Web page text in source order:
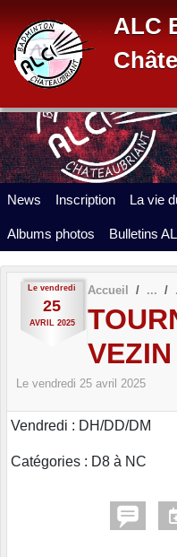
ALC
News Inscription La vie
Albums photos Bulletins
Le vendredi
25
AVRIL 2025
Accueil
Le vendredi 25 avril 2025
Vendredi : DH/DD/DM
Catégories : D8 à NC